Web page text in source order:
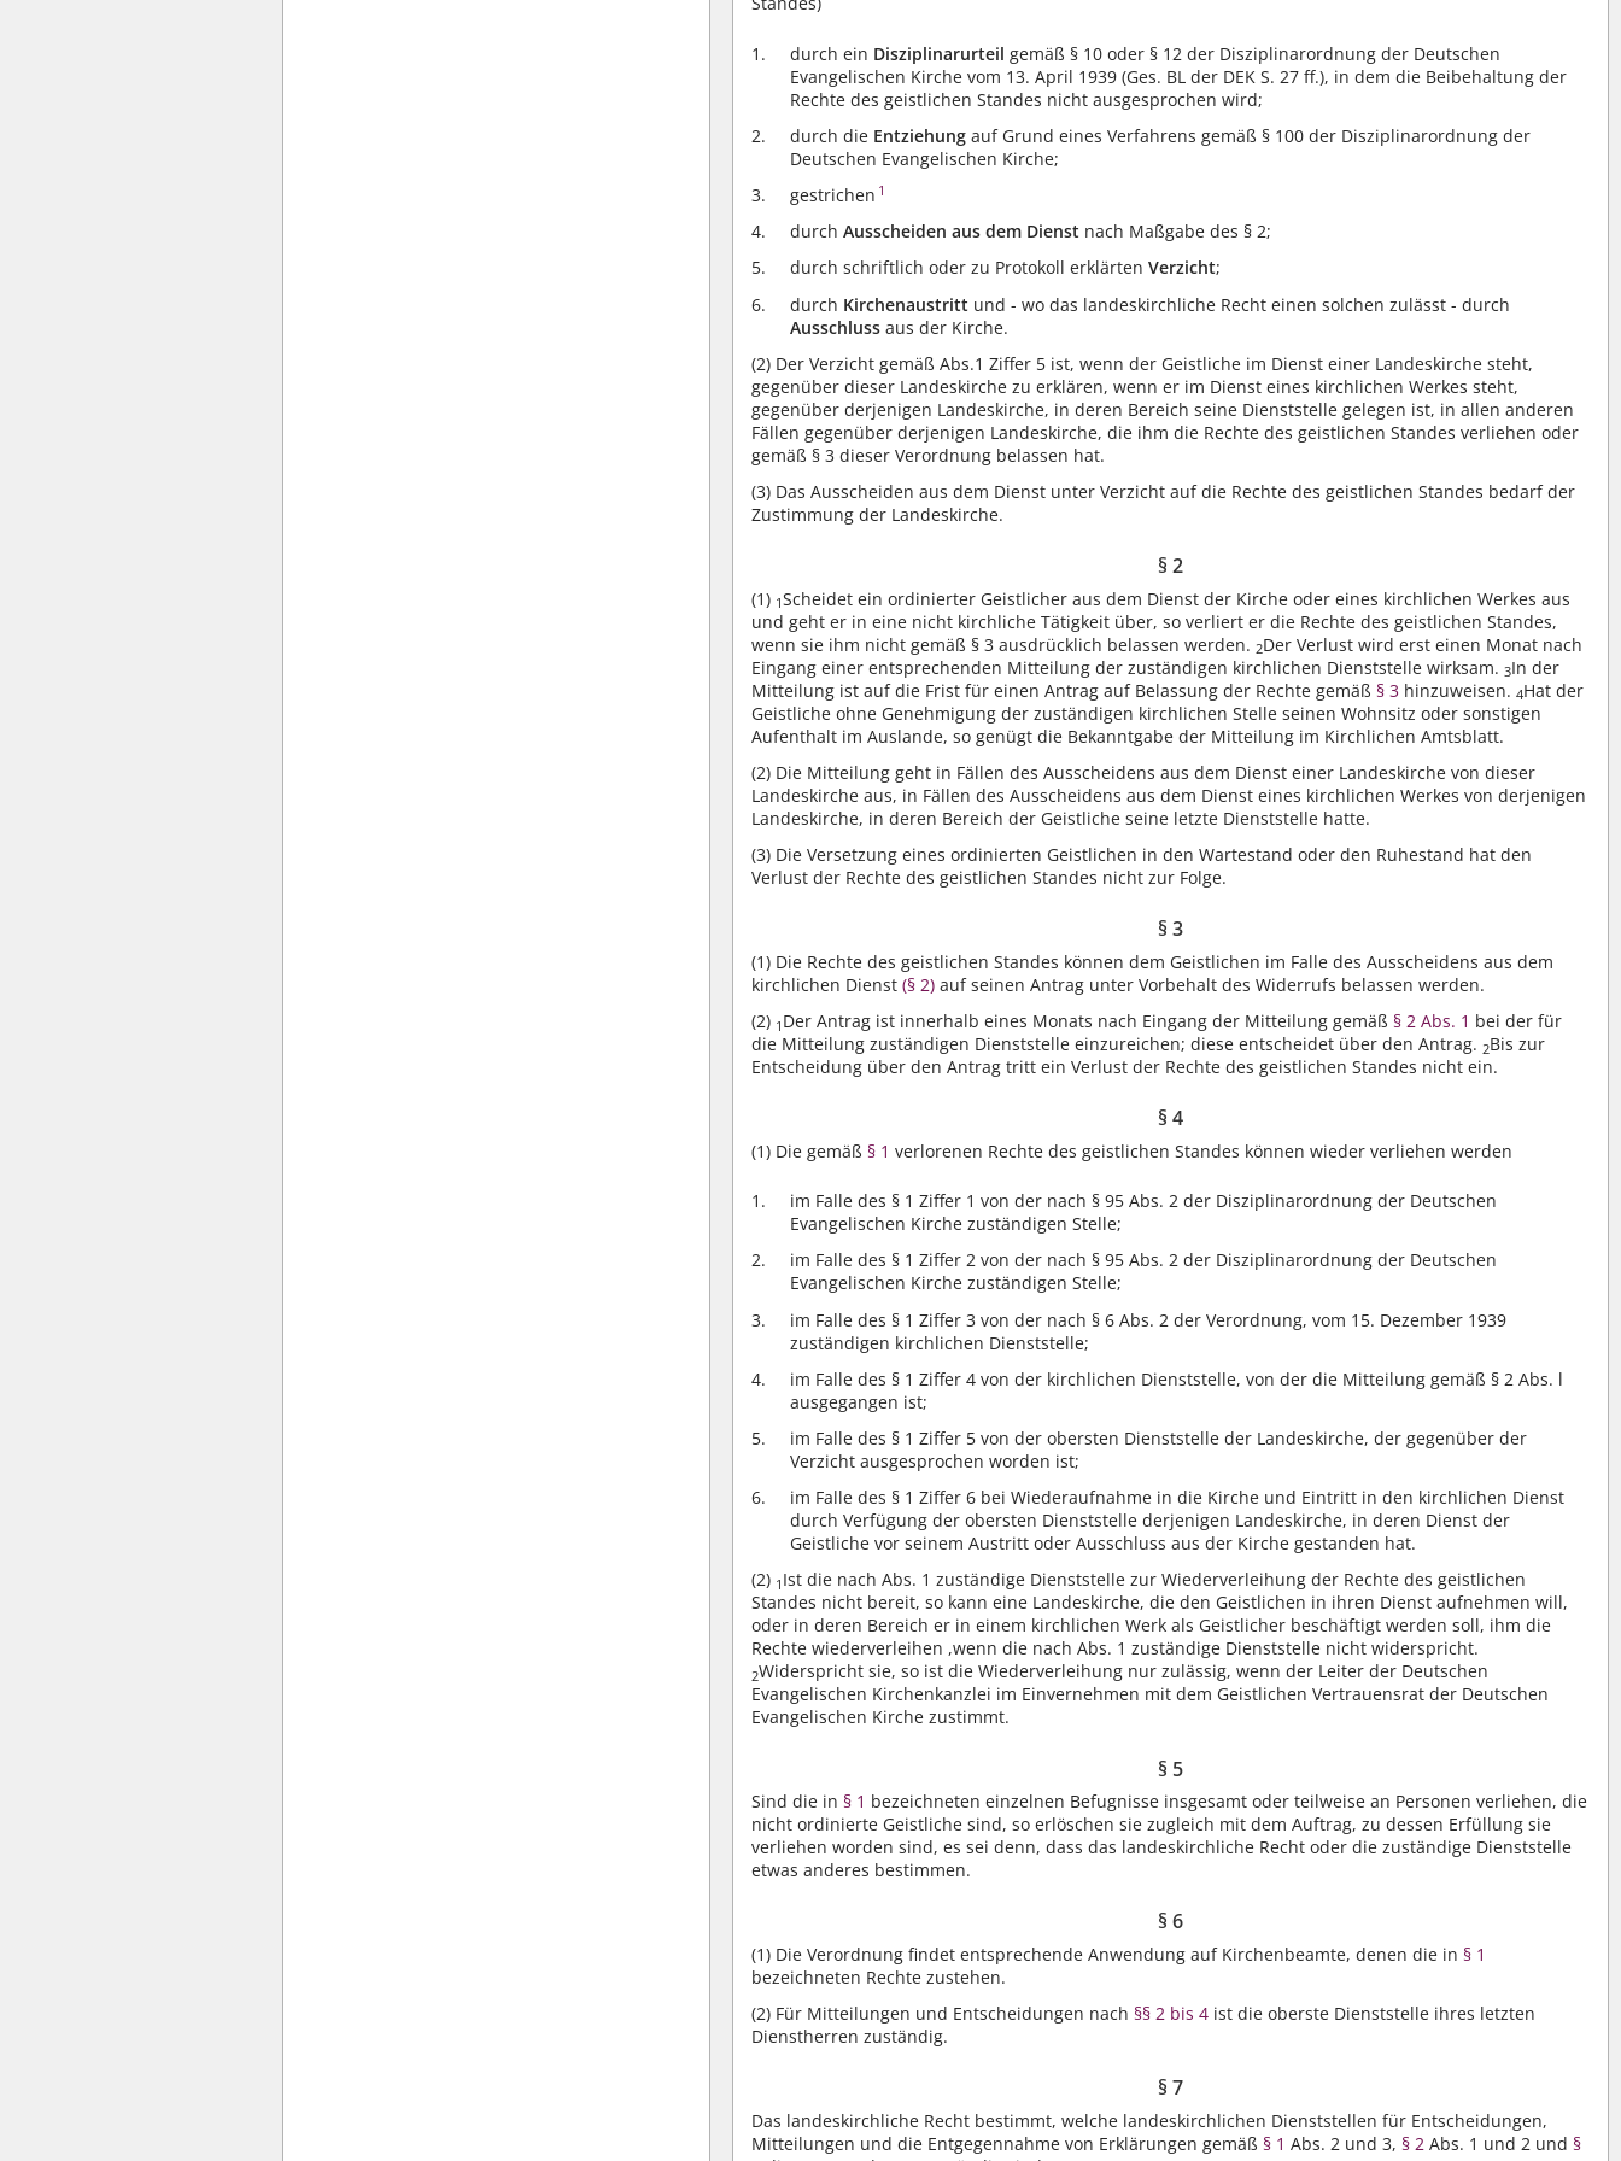
durch ein Disziplinarurteil gemäß § 10 oder § 12 der Disziplinarordnung der Deutschen
Evangelischen Kirche vom 13. April 1939 (Ges. BL der DEK S. 27 ff.), in dem die Beibehaltung der
Rechte des geistlichen Standes nicht ausgesprochen wird;
durch die Entziehung auf Grund eines Verfahrens gemäß § 100 der Disziplinarordnung der
Deutschen Evangelischen Kirche;
gestrichen 1
durchAusscheiden aus dem Dienst nach Maßgabe des § 2;
durch schriftlich oder zu Protokoll erklärtenVerzicht;
durch Kirchenaustritt und - wo das landeskirchliche Recht einen solchen zulässt - durch
Ausschluss aus der Kirche.
(2) Der Verzicht gemäß Abs.1 Ziffer 5 ist, wenn der Geistliche im Dienst einer Landeskirche steht,
gegenüber dieser Landeskirche zu erklären, wenn er im Dienst eines kirchlichen Werkes steht,
gegenüber derjenigen Landeskirche, in deren Bereich seine Dienststelle gelegen ist, in allen anderen
Fällen gegenüber derjenigen Landeskirche, die ihm die Rechte des geistlichen Standes verliehen oder
gemäß § 3 dieser Verordnung belassen hat.
(3) Das Ausscheiden aus dem Dienst unter Verzicht auf die Rechte des geistlichen Standes bedarf der
Zustimmung der Landeskirche.
§ 2
(1) 1Scheidet ein ordinierter Geistlicher aus dem Dienst der Kirche oder eines kirchlichen Werkes aus
und geht er in eine nicht kirchliche Tätigkeit über, so verliert er die Rechte des geistlichen Standes,
wenn sie ihm nicht gemäß § 3 ausdrücklich belassen werden. 2Der Verlust wird erst einen Monat nach
Eingang einer entsprechenden Mitteilung der zuständigen kirchlichen Dienststelle wirksam.3In der
Mitteilung ist auf die Frist für einen Antrag auf Belassung der Rechte gemäß § 3 hinzuweisen.4Hat der
Geistliche ohne Genehmigung der zuständigen kirchlichen Stelle seinen Wohnsitz oder sonstigen
Aufenthalt im Auslande, so genügt die Bekanntgabe der Mitteilung im Kirchlichen Amtsblatt.
(2) Die Mitteilung geht in Fällen des Ausscheidens aus dem Dienst einer Landeskirche von dieser
Landeskirche aus, in Fällen des Ausscheidens aus dem Dienst eines kirchlichen Werkes von derjenigen
Landeskirche, in deren Bereich der Geistliche seine letzte Dienststelle hatte.
(3) Die Versetzung eines ordinierten Geistlichen in den Wartestand oder den Ruhestand hat den
Verlust der Rechte des geistlichen Standes nicht zur Folge.
§ 3
(1) Die Rechte des geistlichen Standes können dem Geistlichen im Falle des Ausscheidens aus dem
kirchlichen Dienst(§ 2) auf seinen Antrag unter Vorbehalt des Widerrufs belassen werden.
(2) 1 Der Antrag ist innerhalb eines Monats nach Eingang der Mitteilung gemäß § 2 Abs. 1 bei der für
die Mitteilung zuständigen Dienststelle einzureichen; diese entscheidet über den Antrag. 2Bis zur
Entscheidung über den Antrag tritt ein Verlust der Rechte des geistlichen Standes nicht ein.
§ 4
(1) Die gemäß § 1verlorenen Rechte des geistlichen Standes können wieder verliehen werden
im Falle des § 1 Ziffer 1 von der nach § 95 Abs. 2 der Disziplinarordnung der Deutschen
Evangelischen Kirche zuständigen Stelle;
im Falle des § 1 Ziffer 2 von der nach § 95 Abs. 2 der Disziplinarordnung der Deutschen
Evangelischen Kirche zuständigen Stelle;
im Falle des § 1 Ziffer 3 von der nach § 6 Abs. 2 der Verordnung, vom 15. Dezember 1939
zuständigen kirchlichen Dienststelle;
im Falle des § 1 Ziffer 4 von der kirchlichen Dienststelle, von der die Mitteilung gemäß § 2 Abs. l
ausgegangen ist;
im Falle des § 1 Ziffer 5 von der obersten Dienststelle der Landeskirche, der gegenüber der
Verzicht ausgesprochen worden ist;
im Falle des § 1 Ziffer 6 bei Wiederaufnahme in die Kirche und Eintritt in den kirchlichen Dienst
durch Verfügung der obersten Dienststelle derjenigen Landeskirche, in deren Dienst der
Geistliche vor seinem Austritt oder Ausschluss aus der Kirche gestanden hat.
(2) 1 Ist die nach Abs. 1 zuständige Dienststelle zur Wiederverleihung der Rechte des geistlichen
Standes nicht bereit, so kann eine Landeskirche, die den Geistlichen in ihren Dienst aufnehmen will,
oder in deren Bereich er in einem kirchlichen Werk als Geistlicher beschäftigt werden soll, ihm die
Rechte wiederverleihen ,wenn die nach Abs. 1 zuständige Dienststelle nicht widerspricht.
2Widerspricht sie, so ist die Wiederverleihung nur zulässig, wenn der Leiter der Deutschen
Evangelischen Kirchenkanzlei im Einvernehmen mit dem Geistlichen Vertrauensrat der Deutschen
Evangelischen Kirche zustimmt.
§ 5
Sind die in § 1 bezeichneten einzelnen Befugnisse insgesamt oder teilweise an Personen verliehen, die
nicht ordinierte Geistliche sind, so erlöschen sie zugleich mit dem Auftrag, zu dessen Erfüllung sie
verliehen worden sind, es sei denn, dass das landeskirchliche Recht oder die zuständige Dienststelle
etwas anderes bestimmen.
§ 6
(1) Die Verordnung findet entsprechende Anwendung auf Kirchenbeamte, denen die in § 1
bezeichneten Rechte zustehen.
(2) Für Mitteilungen und Entscheidungen nach §§ 2 bis 4 ist die oberste Dienststelle ihres letzten
Dienstherren zuständig.
§ 7
Das landeskirchliche Recht bestimmt, welche landeskirchlichen Dienststellen für Entscheidungen,
Mitteilungen und die Entgegennahme von Erklärungen gemäß § 1 Abs. 2 und 3, § 2Abs. 1 und 2 und §